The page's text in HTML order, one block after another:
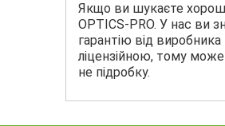
Якщо ви шукаєте
OPTICS-PRO. У нас ви
гарантію від
ліцензійною, тому
не підробку.